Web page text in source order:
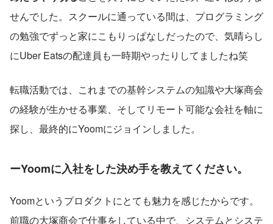
せんでした。スクールに通っている間は、プログラミング
の勉強でずっと家にこもりっぱなしだったので、気晴らし
にUber Eatsの配達員も一時期やったりしてましたね笑
転職活動では、これまでの基幹システムの知識や大塚商会
の経験が生かせる事業、そしてリモート可能な会社を軸に
探し、最終的にYoomにジョインしました。
ーYoomに入社をした決め手を教えてください。
Yoomというプロダクトにとても魅力を感じたからです。
前職の大塚商会で仕事をしている中で、システムとシステ